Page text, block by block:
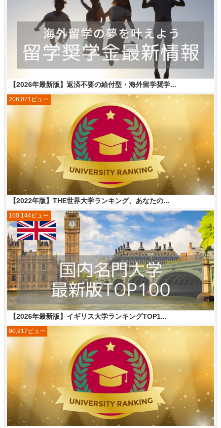
【2026年最新版】返済不要の給付型・海外留学奨学...
【2022年版】THE世界大学ランキング、あなたの...
206,071ビュー
【2026年最新版】イギリス大学ランキングTOP1...
100,144ビュー
90,917ビュー